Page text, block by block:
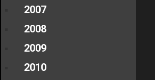
2007
2008
2009
2010